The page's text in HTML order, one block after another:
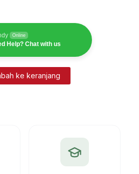
Online
Help? Chat with us
ke keranjang